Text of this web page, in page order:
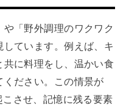
「野外調理のワクワク
ています。例えば、キ
に料理をし、温かい食
ださい。この情景が
させ、記憶に残る要素